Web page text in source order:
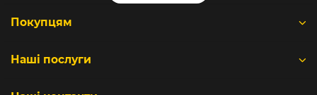
Покупцям
Наші послуги